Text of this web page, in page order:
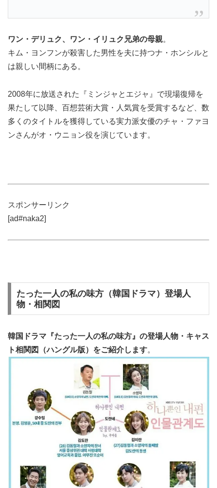
ワン・デリュク、ワン・イリュク兄弟の母親。
キム・ヨンフンが殺害した男性を夫に持つナ・ホンシルと
は親しい間柄にある。
2008年に放送された『ミンジャとエジャ』で現場復帰を
果たして以降、百想芸術大賞・人気賞を受賞するなど、数
多くのタイトルを獲得している実力派女優のチャ・ファヨ
ンさんがオ・ウニョン役を演じています。
スポンサーリンク
[ad#naka2]
たった一人の私の味方（韓国ドラマ）登場人
物・相関図
韓国ドラマ『たった一人の私の味方』の登場人物・キャス
ト相関図
（ハングル版）をご紹介します。